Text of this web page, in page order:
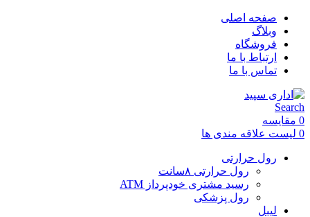
صفحه اصلی
وبلاگ
فروشگاه
ارتباط با ما
تماس با ما
Search
0 مقایسه
0 لیست علاقه مندی ها
رول حرارتی
رول حرارتی ۸سانت
رسید مشتری خودپرداز ATM
رول پزشکی
لیبل